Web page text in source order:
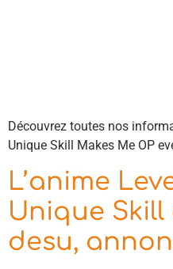
Découvrez toutes nos
Unique Skill Makes Me OP
L’anime
Unique Skill
desu,